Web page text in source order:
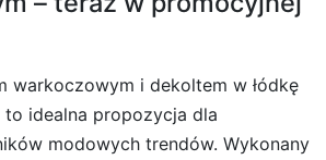
warkoczowym i dekoltem w łódkę
idealna propozycja dla
modowych trendów. Wykonany